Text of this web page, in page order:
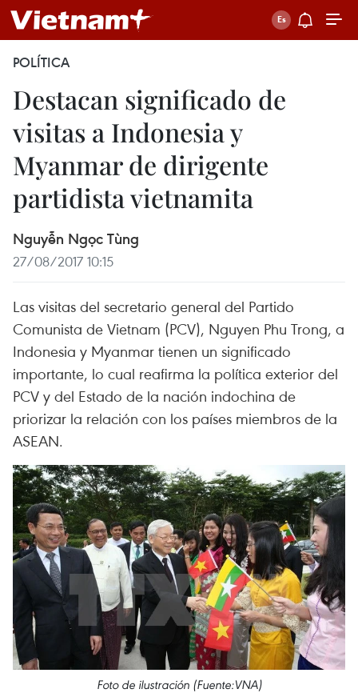
POLÍTICA
Destacan significado de
visitas a Indonesia y
Myanmar de dirigente
partidista vietnamita
Nguyễn Ngọc Tùng
27/08/2017 10:15
Las visitas del secretario general del Partido
Comunista de Vietnam (PCV), Nguyen Phu Trong, a
Indonesia y Myanmar tienen un significado
importante, lo cual reafirma la política exterior del
PCV y del Estado de la nación indochina de
priorizar la relación con los países miembros de la
ASEAN.
Foto de ilustración (Fuente:VNA)